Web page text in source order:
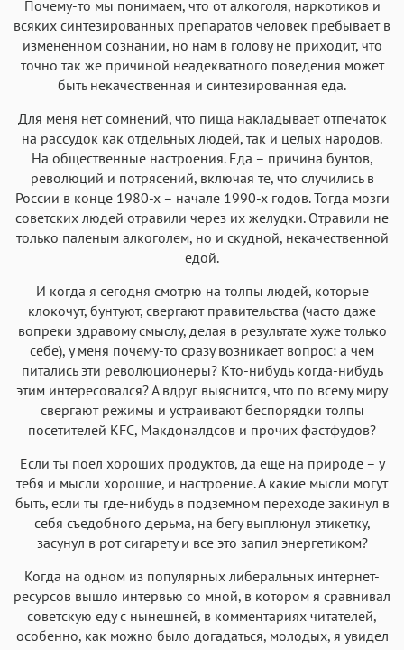
Почему-то мы понимаем, что от алкоголя, наркотиков и
всяких синтезированных препаратов человек пребывает в
измененном сознании, но нам в голову не приходит, что
точно так же причиной неадекватного поведения может
быть некачественная и синтезированная еда.
Для меня нет сомнений, что пища накладывает отпечаток
на рассудок как отдельных людей, так и целых народов.
На общественные настроения. Еда – причина бунтов,
революций и потрясений, включая те, что случились в
России в конце 1980-х – начале 1990-х годов. Тогда мозги
советских людей отравили через их желудки. Отравили не
только паленым алкоголем, но и скудной, некачественной
едой.
И когда я сегодня смотрю на толпы людей, которые
клокочут, бунтуют, свергают правительства (часто даже
вопреки здравому смыслу, делая в результате хуже только
себе), у меня почему-то сразу возникает вопрос: а чем
питались эти революционеры? Кто-нибудь когда-нибудь
этим интересовался? А вдруг выяснится, что по всему миру
свергают режимы и устраивают беспорядки толпы
посетителей KFC, Макдоналдсов и прочих фастфудов?
Если ты поел хороших продуктов, да еще на природе – у
тебя и мысли хорошие, и настроение. А какие мысли могут
быть, если ты где-нибудь в подземном переходе закинул в
себя съедобного дерьма, на бегу выплюнул этикетку,
засунул в рот сигарету и все это запил энергетиком?
Когда на одном из популярных либеральных интернет-
ресурсов вышло интервью со мной, в котором я сравнивал
советскую еду с нынешней, в комментариях читателей,
особенно, как можно было догадаться, молодых, я увидел